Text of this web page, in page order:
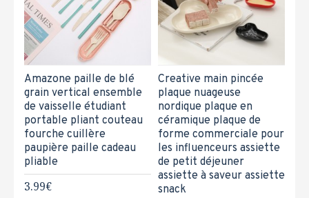
Amazone paille de blé
grain vertical ensemble
de vaisselle étudiant
portable pliant couteau
fourche cuillère
paupière paille cadeau
pliable
3.99€
Creative main pincée
plaque nuageuse
nordique plaque en
céramique plaque de
forme commerciale pour
les influenceurs assiette
de petit déjeuner
assiette à saveur assiette
snack